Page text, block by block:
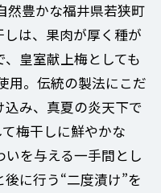
然豊かな福井県若狭町
は、果肉が厚く種が
皇室献上梅としても
用。伝統の製法にこだ
み、真夏の炎天下で
梅干しに鮮やかな
を与える一手間とし
に行う“二度漬け”を